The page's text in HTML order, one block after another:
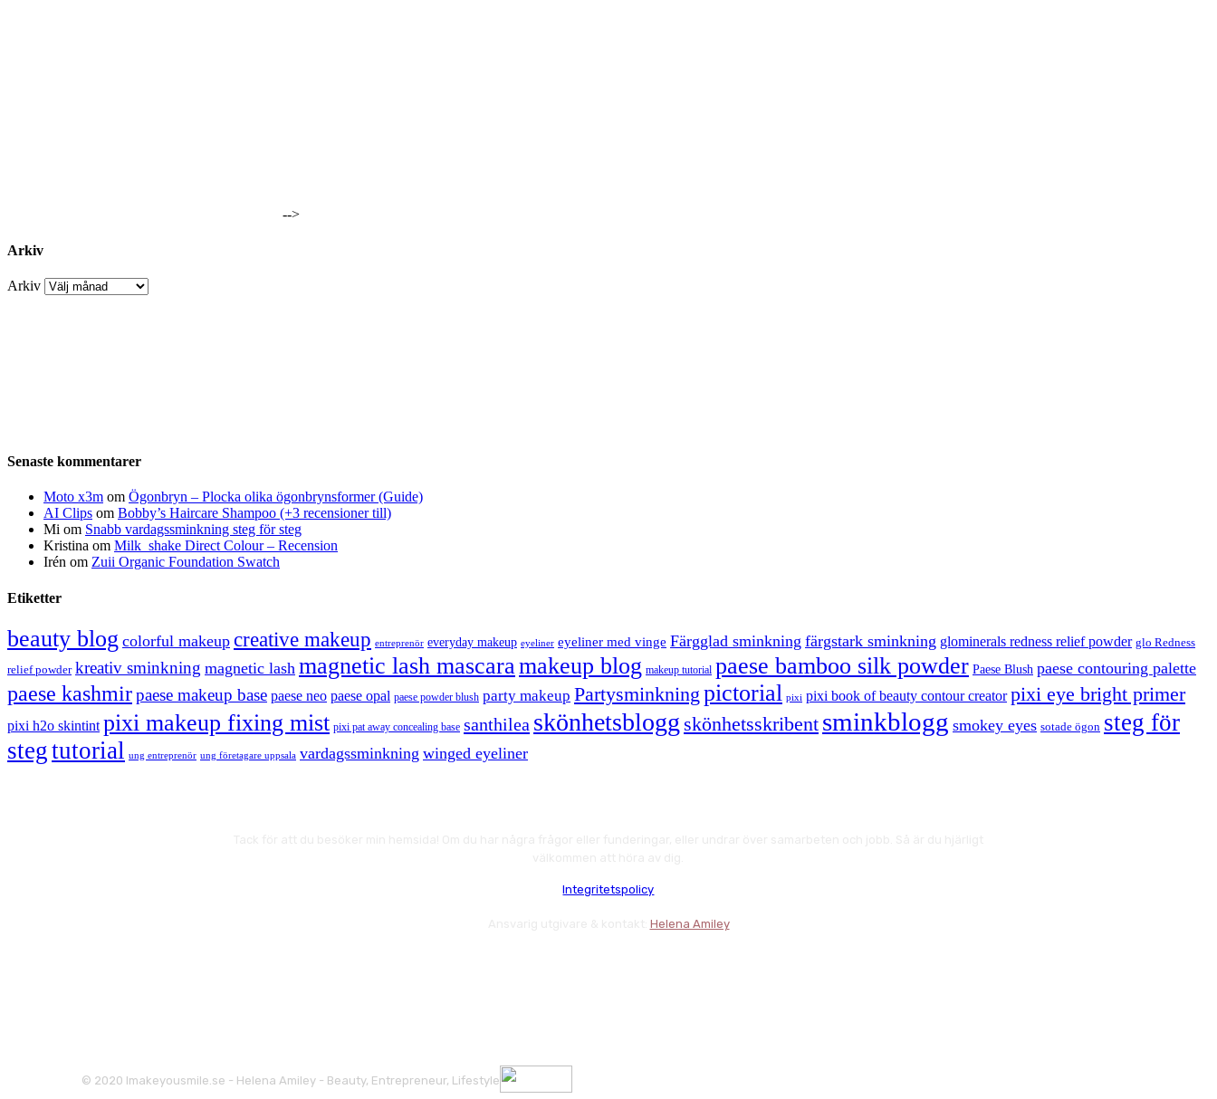
-->
Arkiv
Arkiv
Senaste kommentarer
Moto x3m om Ögonbryn – Plocka olika ögonbrynsformer (Guide)
AI Clips om Bobby’s Haircare Shampoo (+3 recensioner till)
Mi om Snabb vardagssminkning steg för steg
Kristina om Milk_shake Direct Colour – Recension
Irén om Zuii Organic Foundation Swatch
Etiketter
beauty blog colorful makeup creative makeup entreprenör everyday makeup eyeliner eyeliner med vinge Färgglad sminkning färgstark sminkning glominerals redness relief powder glo Redness
relief powder kreativ sminkning magnetic lash magnetic lash mascaramakeup blog makeup tutorial paese bamboo silk powder Paese Blush paese contouring palette
paese kashmirpaese makeup base paese neo paese opal paese powder blush party makeup Partysminkning pictorial pixi pixi book of beauty contour creator pixi eye bright primer
pixi h2o skintint pixi makeup fixing mist pixi pat away concealing base santhilea skönhetsblogg skönhetsskribent sminkblogg smokey eyes sotade ögon steg för
stegtutorial ung entreprenör ung företagare uppsala vardagssminkning winged eyeliner
Integritetspolicy
Helena Amiley
© 2020 Imakeyousmile.se - Helena Amiley - Beauty, Entrepreneur, Lifestyle